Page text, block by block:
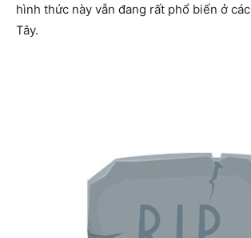
hình thức này vẫn đang rất phổ biến ở
Tây.